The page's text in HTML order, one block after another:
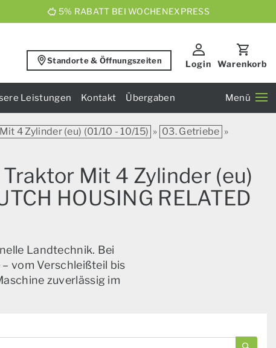
5% RABATT BEI WOCHENEXPRESS
Standorte & Öffnungszeiten Login Warenkorb
Leistungen Kontakt Übergaben Menü
4 Zylinder (eu) (01/10 - 10/15) » 03. Getriebe »
Mit 4 Zylinder (eu)
HOUSING RELATED
Landtechnik. Bei
vom Verschleißteil bis
zuverlässig im